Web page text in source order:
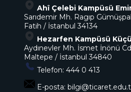
Ahî Çelebi Kampüsü
Sarıdemir Mh. Ragıp
Fatih / İstanbul 34134
Hezarfen Kampüsü
Aydınevler Mh. İsmet İnönü
Maltepe / İstanbul 34840
Telefon: 444 0 413
E-posta: